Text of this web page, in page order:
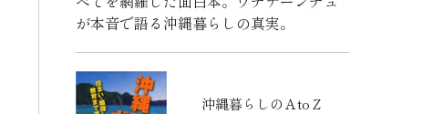
が本音で語る沖縄暮らしの真実。
沖縄暮らしのＡtoＺ